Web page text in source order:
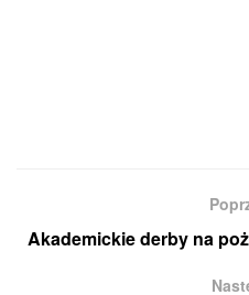
Akademickie derby na